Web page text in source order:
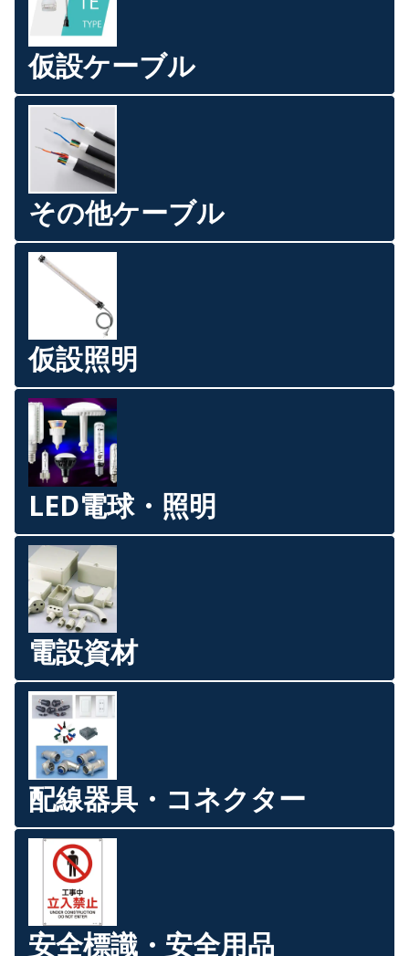
仮設ケーブル
その他ケーブル
仮設照明
LED電球・照明
電設資材
配線器具・コネクター
安全標識・安全用品